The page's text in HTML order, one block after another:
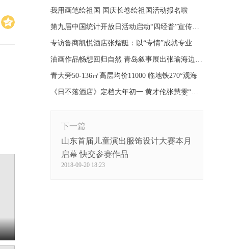
我用画笔绘祖国 国庆长卷绘祖国活动报名啦
第九届中国统计开放日活动启动“四经普”宣传进一线
专访鲁商凯悦酒店张熠艇：以“专情”成就专业
油画作品畅想回归自然 青岛叙事展出张瑜海边系列作品
青大旁50-136㎡高层均价11000 临地铁270°观海
《日不落酒店》定档大年初一 黄才伦张慧雯“笑不打烊”
下一篇
山东首届儿童演出服饰设计大赛本月
启幕 快交参赛作品
2018-09-20 18:23